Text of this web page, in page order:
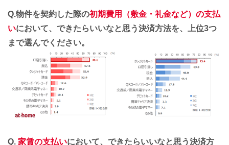
Q.物件を契約した際の初期費用（敷金・礼金など）の支払
いにおいて、できたらいいなと思う決済方法を、上位3つ
まで選んでください。
Q. 家賃の支払いにおいて、できたらいいなと思う決済方